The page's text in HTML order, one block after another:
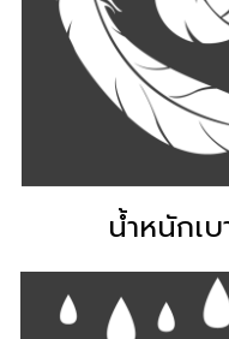
น้ำหนักเบ